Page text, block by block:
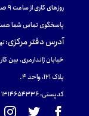
روزهای کاری از ساعت ۹ صبح تا ۵ عصر
پاسخگوی تماس شما
آدرس دفتر مرکزی:
خیابان ژاندارمری، بین
پلاک 121، واحد ۴.
کدپستی: 131465433۶